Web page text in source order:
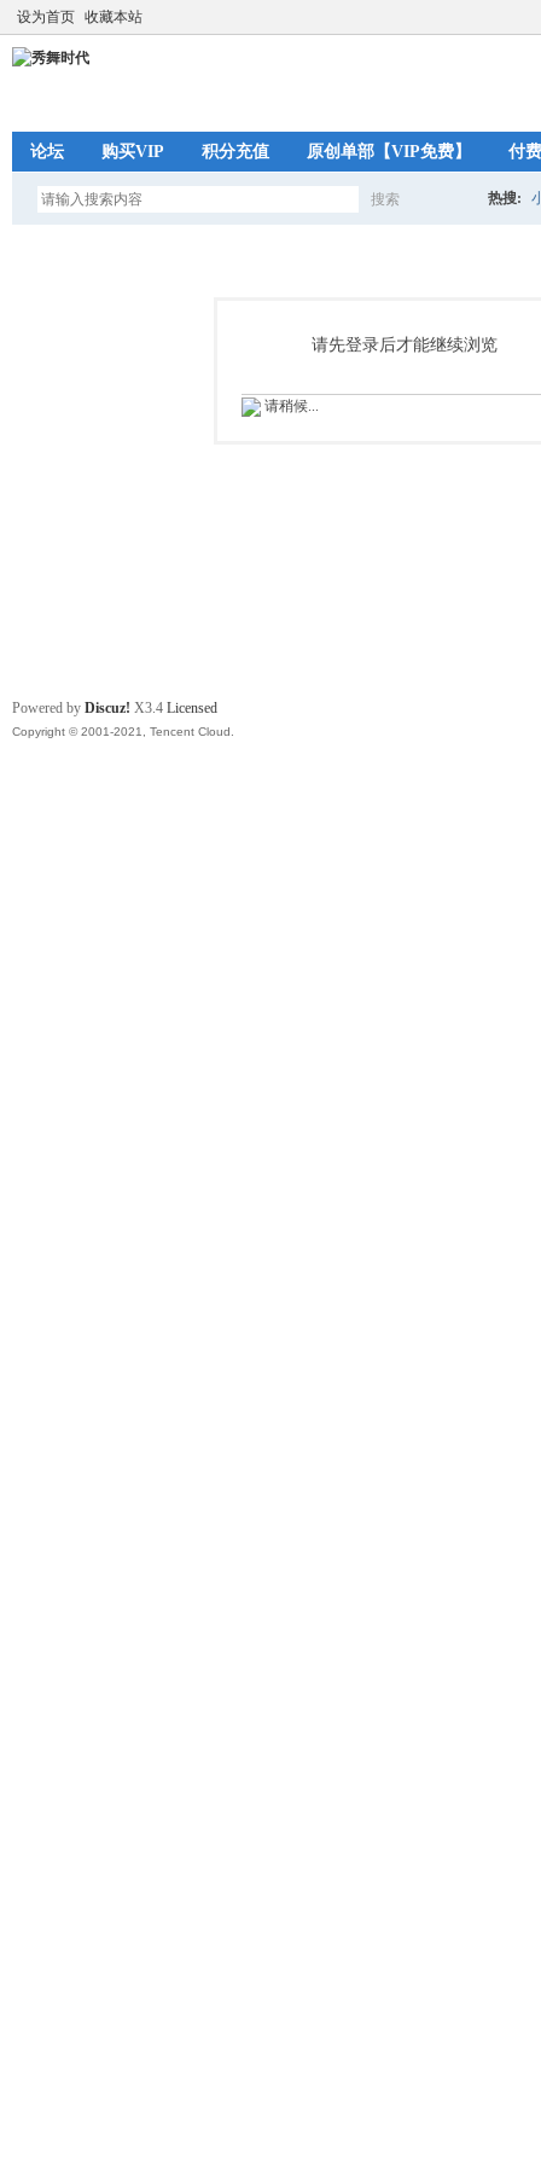
设为首页 收藏本站
论坛 购买VIP 积分充值 原创单部【VIP免费】 付
搜索
索
热搜:
请先登录后才能继续浏览
请稍候...
Powered by Discuz! X3.4 Licensed
Copyright © 2001-2021, Tencent Cloud.